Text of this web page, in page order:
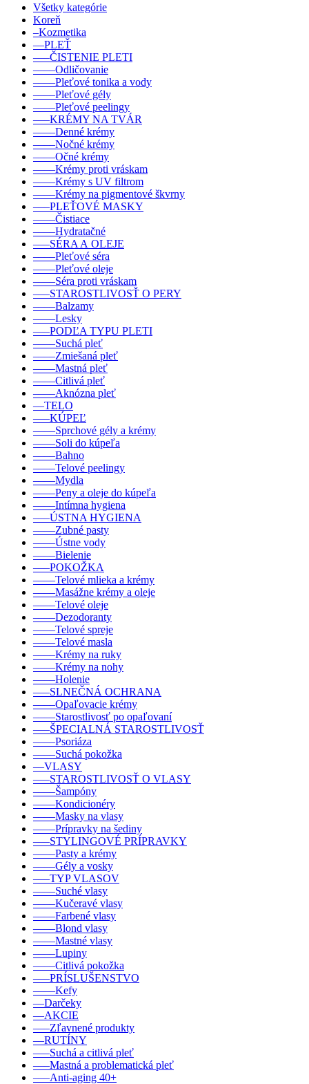
Všetky kategórie
Koreň
–Kozmetika
––PLEŤ
–––ČISTENIE PLETI
––––Odličovanie
––––Pleťové tonika a vody
––––Pleťové gély
––––Pleťové peelingy
–––KRÉMY NA TVÁR
––––Denné krémy
––––Nočné krémy
––––Očné krémy
––––Krémy proti vráskam
––––Krémy s UV filtrom
––––Krémy na pigmentové škvrny
–––PLEŤOVÉ MASKY
––––Čistiace
––––Hydratačné
–––SÉRA A OLEJE
––––Pleťové séra
––––Pleťové oleje
––––Séra proti vráskam
–––STAROSTLIVOSŤ O PERY
––––Balzamy
––––Lesky
–––PODĽA TYPU PLETI
––––Suchá pleť
––––Zmiešaná pleť
––––Mastná pleť
––––Citlivá pleť
––––Aknózna pleť
––TELO
–––KÚPEĽ
––––Sprchové gély a krémy
––––Soli do kúpeľa
––––Bahno
––––Telové peelingy
––––Mydla
––––Peny a oleje do kúpeľa
––––Intímna hygiena
–––ÚSTNA HYGIENA
––––Zubné pasty
––––Ústne vody
––––Bielenie
–––POKOŽKA
––––Telové mlieka a krémy
––––Masážne krémy a oleje
––––Telové oleje
––––Dezodoranty
––––Telové spreje
––––Telové masla
––––Krémy na ruky
––––Krémy na nohy
––––Holenie
–––SLNEČNÁ OCHRANA
––––Opaľovacie krémy
––––Starostlivosť po opaľovaní
–––ŠPECIALNÁ STAROSTLIVOSŤ
––––Psoriáza
––––Suchá pokožka
––VLASY
–––STAROSTLIVOSŤ O VLASY
––––Šampóny
––––Kondicionéry
––––Masky na vlasy
––––Prípravky na šediny
–––STYLINGOVÉ PRÍPRAVKY
––––Pasty a krémy
––––Gély a vosky
–––TYP VLASOV
––––Suché vlasy
––––Kučeravé vlasy
––––Farbené vlasy
––––Blond vlasy
––––Mastné vlasy
––––Lupiny
––––Citlivá pokožka
–––PRÍSLUŠENSTVO
––––Kefy
––Darčeky
––AKCIE
–––Zľavnené produkty
––RUTÍNY
–––Suchá a citlivá pleť
–––Mastná a problematická pleť
–––Anti-aging 40+